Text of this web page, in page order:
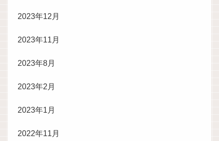
2023年12月
2023年11月
2023年8月
2023年2月
2023年1月
2022年11月